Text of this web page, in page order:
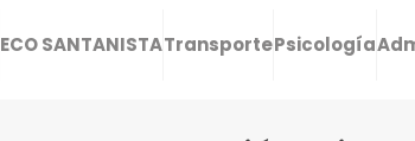
ECO SANTANISTATransportePsicología